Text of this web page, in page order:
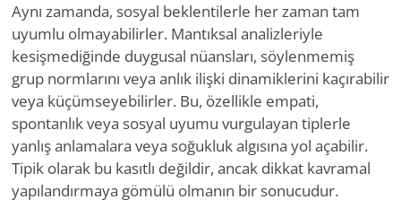
Aynı zamanda, sosyal beklentilerle her zaman tam
uyumlu olmayabilirler. Mantıksal analizleriyle
kesişmediğinde duygusal nüansları, söylenmemiş
grup normlarını veya anlık ilişki dinamiklerini kaçırabilir
veya küçümseyebilirler. Bu, özellikle empati,
spontanlık veya sosyal uyumu vurgulayan tiplerle
yanlış anlamalara veya soğukluk algısına yol açabilir.
Tipik olarak bu kasıtlı değildir, ancak dikkat kavramal
yapılandırmaya gömülü olmanın bir sonucudur.